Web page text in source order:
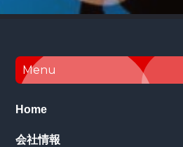
Footer
Menu
Home
会社情報